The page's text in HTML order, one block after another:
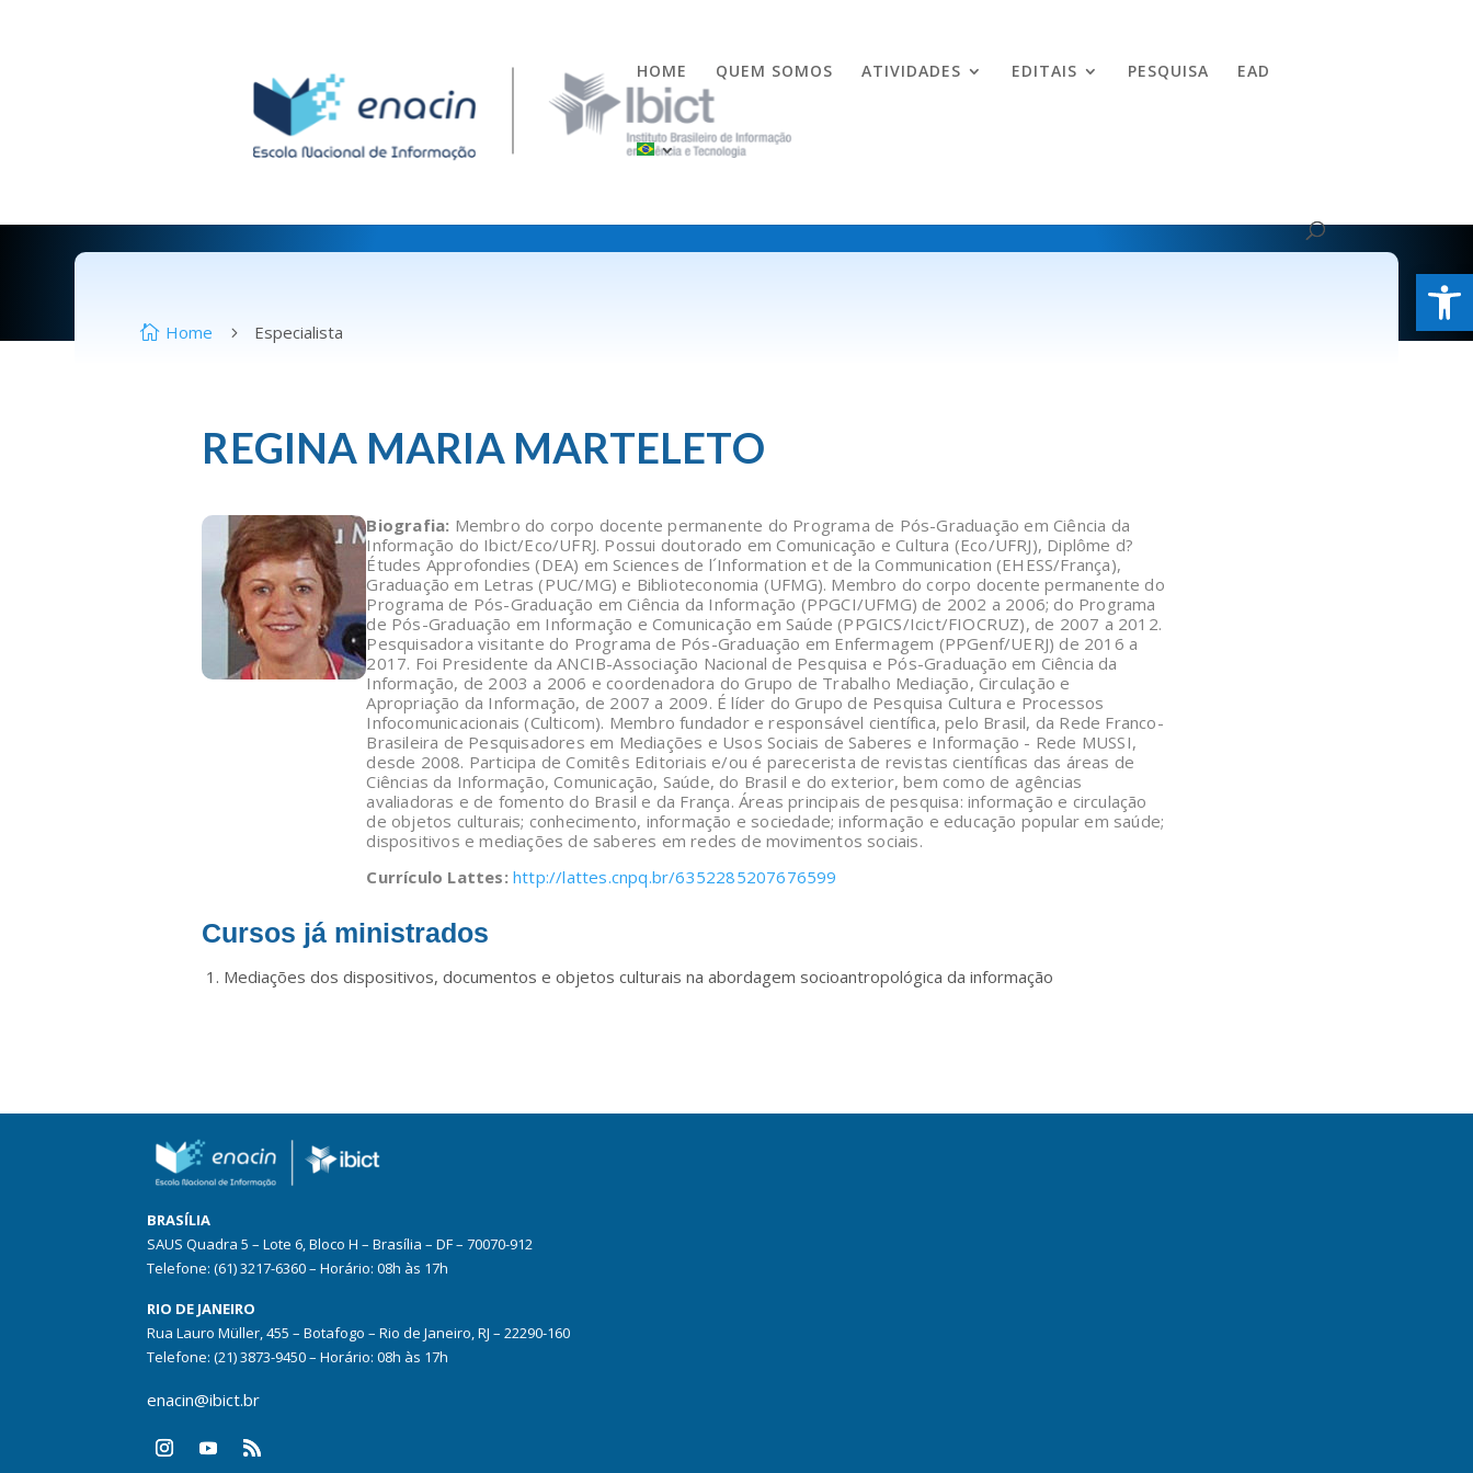
Abrir
HOME QUEM SOMOS ATIVIDADES EDITAIS PESQUISA EAD
 Home 5 Especialista
REGINA MARIA MARTELETO
Biografia: Membro do corpo docente permanente do Programa de Pós-Graduação em Ciência da
Informação do Ibict/Eco/UFRJ. Possui doutorado em Comunicação e Cultura (Eco/UFRJ), Diplôme d?
Études Approfondies (DEA) em Sciences de l´Information et de la Communication (EHESS/França),
Graduação em Letras (PUC/MG) e Biblioteconomia (UFMG). Membro do corpo docente permanente do
Programa de Pós-Graduação em Ciência da Informação (PPGCI/UFMG) de 2002 a 2006; do Programa
de Pós-Graduação em Informação e Comunicação em Saúde (PPGICS/Icict/FIOCRUZ), de 2007 a 2012.
Pesquisadora visitante do Programa de Pós-Graduação em Enfermagem (PPGenf/UERJ) de 2016 a
2017. Foi Presidente da ANCIB-Associação Nacional de Pesquisa e Pós-Graduação em Ciência da
Informação, de 2003 a 2006 e coordenadora do Grupo de Trabalho Mediação, Circulação e
Apropriação da Informação, de 2007 a 2009. É líder do Grupo de Pesquisa Cultura e Processos
Infocomunicacionais (Culticom). Membro fundador e responsável científica, pelo Brasil, da Rede Franco-
Brasileira de Pesquisadores em Mediações e Usos Sociais de Saberes e Informação - Rede MUSSI,
desde 2008. Participa de Comitês Editoriais e/ou é parecerista de revistas científicas das áreas de
Ciências da Informação, Comunicação, Saúde, do Brasil e do exterior, bem como de agências
avaliadoras e de fomento do Brasil e da França. Áreas principais de pesquisa: informação e circulação
de objetos culturais; conhecimento, informação e sociedade; informação e educação popular em saúde;
dispositivos e mediações de saberes em redes de movimentos sociais.
Currículo Lattes:http://lattes.cnpq.br/6352285207676599
Cursos já ministrados
Mediações dos dispositivos, documentos e objetos culturais na abordagem socioantropológica da informação
BRASÍLIA
SAUS Quadra 5 – Lote 6, Bloco H – Brasília – DF – 70070-912
Telefone: (61) 3217-6360 – Horário: 08h às 17h
RIO DE JANEIRO
Rua Lauro Müller, 455 – Botafogo – Rio de Janeiro, RJ – 22290-160
Telefone: (21) 3873-9450 – Horário: 08h às 17h
enacin@ibict.br